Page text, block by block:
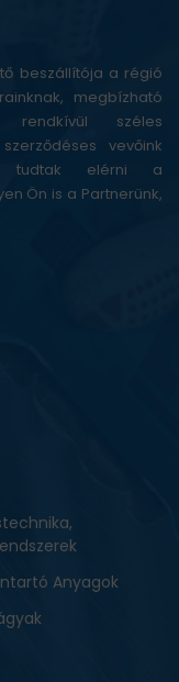
beszállítója a régió
megbízható
rendkívül széles
vevőink
tudtak elérni a
Ön is a Partnerünk,
Anyagok